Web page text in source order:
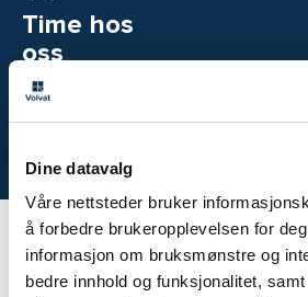
Dine datavalg
Våre nettsteder bruker
å forbedre brukeropplevelsen for
informasjon om bruksmønstre og
bedre innhold og funksjonalitet, samt
Time hos
oss
Aktuelt